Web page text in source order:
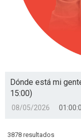
Dónde está mi
15:00)
08/05/2026
3878 resultados